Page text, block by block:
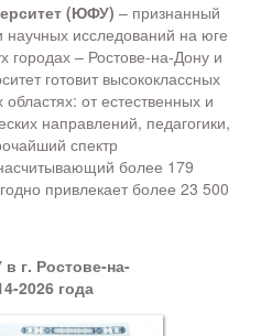
(ЮФУ) – признанный
исследований на юге
городах – Ростове-на-Дону и
готовит высококлассных
от естественных и
направлений, педагогики,
спектр
более 179
привлекает более 23 500
г. Ростове-на-
2026 года